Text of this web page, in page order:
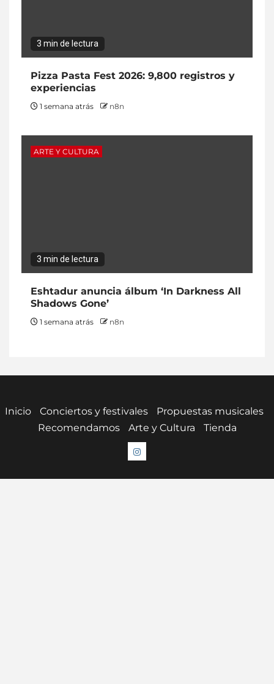
3 min de lectura
Pizza Pasta Fest 2026: 9,800 registros y
experiencias
1 semana atrás n8n
ARTE Y CULTURA
3 min de lectura
Eshtadur anuncia álbum ‘In Darkness All
Shadows Gone’
1 semana atrás n8n
Inicio Conciertos y festivales
Propuestas musicales
Recomendamos
Arte y Cultura Tienda